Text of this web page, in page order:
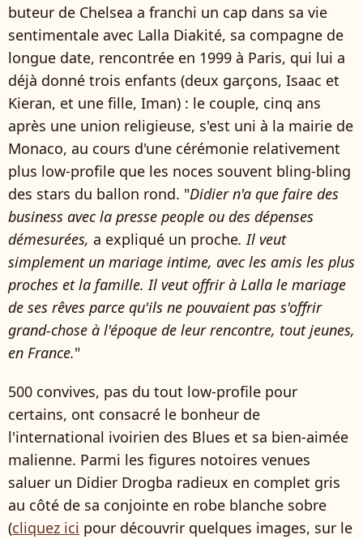
buteur de Chelsea a franchi un cap dans sa vie
sentimentale avec Lalla Diakité, sa compagne de
longue date, rencontrée en 1999 à Paris, qui lui a
déjà donné trois enfants (deux garçons, Isaac et
Kieran, et une fille, Iman) : le couple, cinq ans
après une union religieuse, s'est uni à la mairie de
Monaco, au cours d'une cérémonie relativement
plus low-profile que les noces souvent bling-bling
des stars du ballon rond. "Didier n'a que faire des
business avec la presse people ou des dépenses
démesurées, a expliqué un proche. Il veut
simplement un mariage intime, avec les amis les plus
proches et la famille. Il veut offrir à Lalla le mariage
de ses rêves parce qu'ils ne pouvaient pas s'offrir
grand-chose à l'époque de leur rencontre, tout jeunes,
en France."
500 convives, pas du tout low-profile pour
certains, ont consacré le bonheur de
l'international ivoirien des Blues et sa bien-aimée
malienne. Parmi les figures notoires venues
saluer un Didier Drogba radieux en complet gris
au côté de sa conjointe en robe blanche sobre
(cliquez ici pour découvrir quelques images, sur le